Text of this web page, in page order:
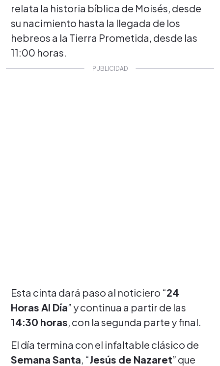
relata la historia bíblica de Moisés, desde
su nacimiento hasta la llegada de los
hebreos a la Tierra Prometida, desde las
11:00 horas.
Esta cinta dará paso al noticiero “24
Horas Al Día” y continua a partir de las
14:30 horas, con la segunda parte y final.
El día termina con el infaltable clásico de
Semana Santa, “Jesús de Nazaret” que